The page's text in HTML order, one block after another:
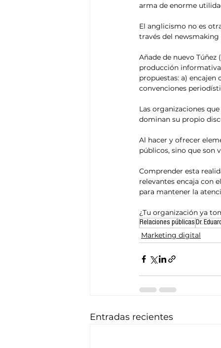
arma de enorme
El anglicismo no es
través del newsmaking
Añade de nuevo Túñez
producción
propuestas: a) encajen
convenciones
Las organizaciones
dominan su propio
Al hacer y ofrecer
públicos, sino que son
Comprender esta
relevantes encaja con
para mantener la
¿Tu organización ya
Relaciones públicas Dr.
Marketing digital
Entradas recientes